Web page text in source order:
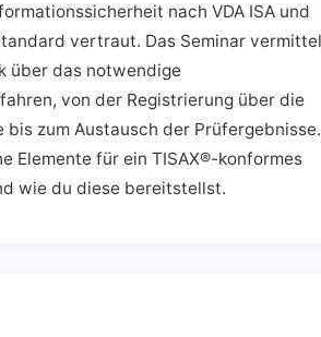
nach VDA ISA und
vertraut. Das Seminar
über das notwendige
von der Registrierung über die
bis zum Austausch der Prüfergebnisse.
Elemente für ein TISAX®-konformes
wie du diese bereitstellst.